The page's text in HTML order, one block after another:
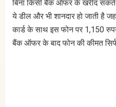
बिना किसी बैंक ऑफर के खरीद
ये डील और भी शानदार हो जाती है
कार्ड के साथ इस फोन पर 1,150
बैंक ऑफर के बाद फोन की कीमत